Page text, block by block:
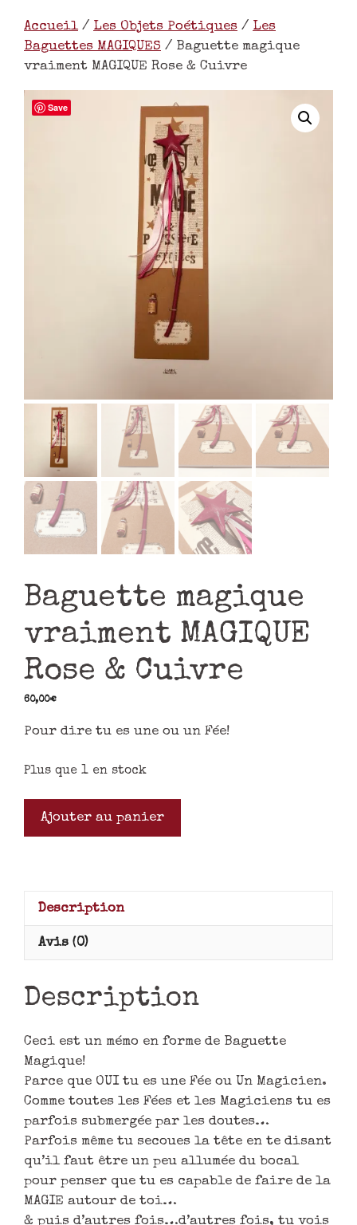
Accueil/ Les Objets Poétiques / Les
Baguettes MAGIQUES / Baguette magique
vraiment MAGIQUE Rose & Cuivre
Save
Baguette magique
vraiment MAGIQUE
Rose & Cuivre
60,00€
Pour dire tu es une ou un Fée!
Plus que 1 en stock
Ajouter au panier
Description
Avis (0)
Description
Ceci est un mémo en forme de Baguette
Magique!
Parce que OUI tu es une Fée ou Un Magicien.
Comme toutes les Fées et les Magiciens tu es
parfois submergée par les doutes…
Parfois même tu secoues la tête en te disant
qu’il faut être un peu allumée du bocal
pour penser que tu es capable de faire de la
MAGIE autour de toi…
& puis d’autres fois…d’autres fois, tu vois